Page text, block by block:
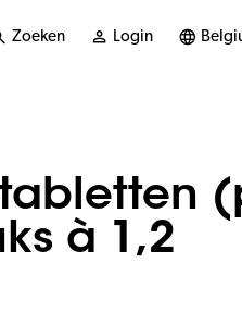
Zoeken Login
à 1,2